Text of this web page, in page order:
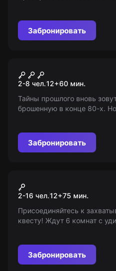
Забронировать
Человек,
2-8 чел.12+60 мин.
Тайны прошлого вновь
брошенную в конце 80-х.
Забронировать
Остров
2-16 чел.12+75 мин.
Присоединяйтесь к
квесту! Ждут 6 комнат с
путешествие на
Забронировать